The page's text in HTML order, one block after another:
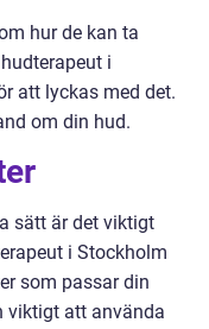
hur de kan ta
i
att lyckas med det.
om din hud.
sätt är det viktigt
i Stockholm
som passar din
viktigt att använda